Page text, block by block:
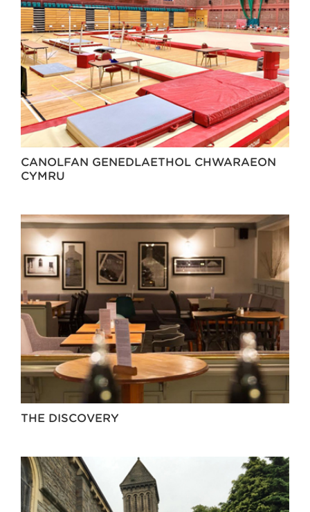
CANOLFAN GENEDLAETHOL CHWARAEON
CYMRU
THE DISCOVERY